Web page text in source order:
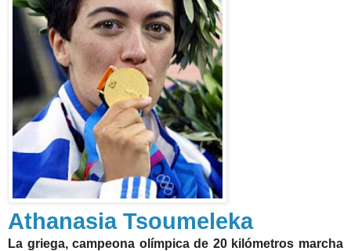
Athanasia Tsoumeleka
La griega, campeona olímpica de 20 kilómetros marcha